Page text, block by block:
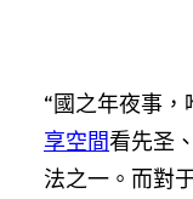
“國之年夜事
享空間看先圣
法之一。而對